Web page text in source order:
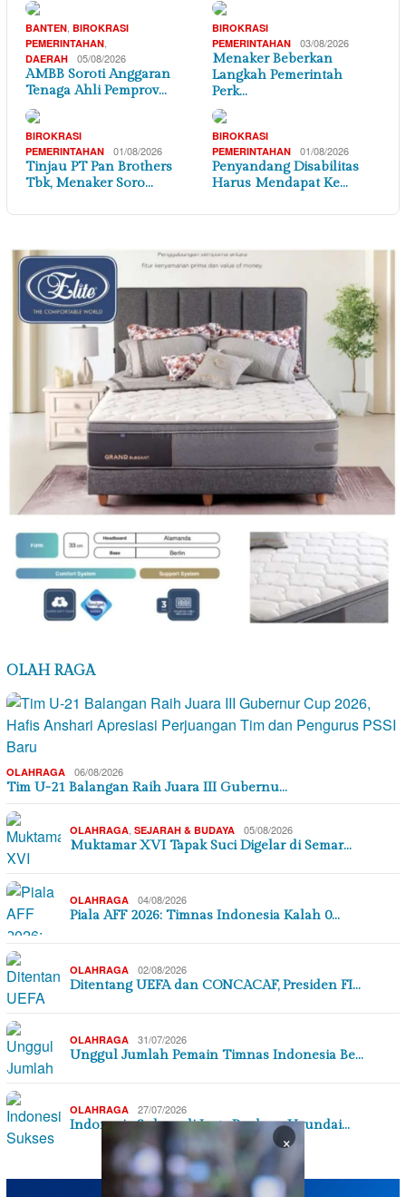
BANTEN BIROKRASI
PEMERINTAHAN
DAERAH 05/08/2026
AMBB Soroti Anggaran
Tenaga Ahli Pemprov…
BIROKRASI
PEMERINTAHAN
03/08/2026
Menaker Beberkan
Langkah Pemerintah
Perk…
BIROKRASI
PEMERINTAHAN
01/08/2026
Tinjau PT Pan Brothers
Tbk, Menaker Soro…
BIROKRASI
PEMERINTAHAN
01/08/2026
Penyandang Disabilitas
Harus Mendapat Ke…
OLAH RAGA
OLAHRAGA 06/08/2026
Tim U-21 Balangan Raih Juara III Gubernu…
OLAHRAGA, SEJARAH & BUDAYA 05/08/2026
Muktamar XVI Tapak Suci Digelar di Semar…
OLAHRAGA 04/08/2026
Piala AFF 2026: Timnas Indonesia Kalah 0…
OLAHRAGA 02/08/2026
Ditentang UEFA dan CONCACAF, Presiden FI…
OLAHRAGA 31/07/2026
Unggul Jumlah Pemain Timnas Indonesia Be…
OLAHRAGA 27/07/2026
Indonesia Sukses di Laga Perdana Hyundai…
×